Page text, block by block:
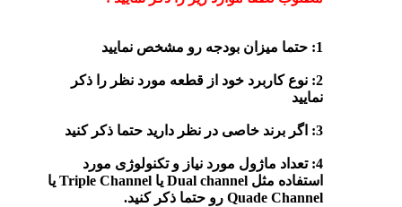
1: حتما میزان بودجه رو مشخص نمایید
2: نوع کاربرد خود از قطعه مورد نظر را ذکر
نمایید
3: اگر برند خاصی در نظر دارید حتما ذکر کنید
4: تعداد ماژول مورد نیاز و تکنولوژی مورد
استفاده مثل Dual channel یا Triple Channel یا
Quade Channel رو حتما ذکر کنید.